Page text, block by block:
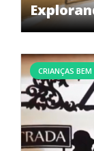
CRIANÇAS